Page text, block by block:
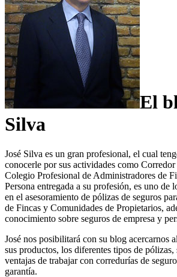
El
Silva
José Silva es un gran profesional, el cual
conocerle por sus actividades como Corredor
Colegio Profesional de Administradores de
Persona entregada a su profesión, es uno de
en el asesoramiento de pólizas de seguros
de Fincas y Comunidades de Propietarios,
conocimiento sobre seguros de empresa y
José nos posibilitará con su blog acercarnos
sus productos, los diferentes tipos de pólizas,
ventajas de trabajar con corredurías de
garantía.